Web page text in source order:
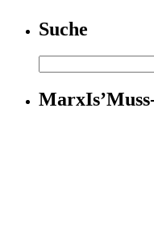
Suche
nach: